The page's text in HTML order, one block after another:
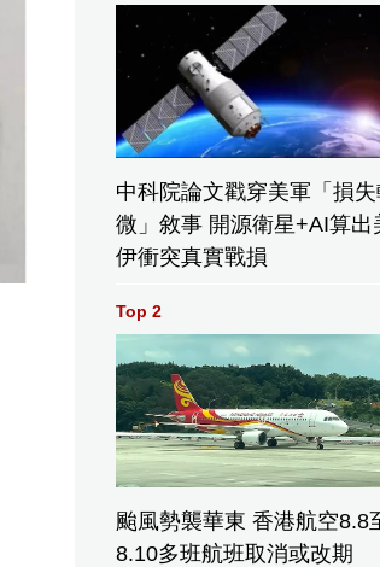
中科院論文戳穿美軍「損失
微」敘事 開源衛星+AI算出
伊衝突真實戰損
Top 2
颱風勢襲華東 香港航空8.8
8.10多班航班取消或改期